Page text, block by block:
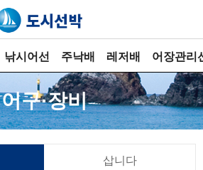
낚시어선 주낙배 레저배 어장관리
어구·장비
삽니다